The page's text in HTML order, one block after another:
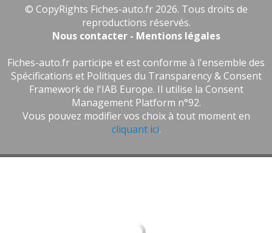
© CopyRights Fiches-auto.fr 2026. Tous droits de
reproductions réservés.
Nous contacter - Mentions légales
Fiches-auto.fr participe et est conforme à l'ensemble des
Spécifications et Politiques du Transparency & Consent
Framework de l'IAB Europe. Il utilise la Consent
Management Platform n°92.
Vous pouvez modifier vos choix à tout moment en
cliquant ici.